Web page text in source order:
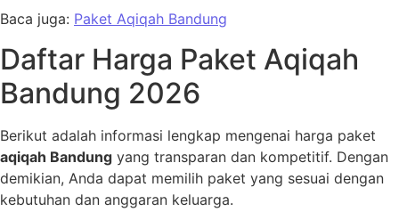
Baca juga: Paket Aqiqah Bandung
Daftar Harga Paket Aqiqah
Bandung 2026
Berikut adalah informasi lengkap mengenai harga paket
aqiqah Bandung yang transparan dan kompetitif. Dengan
demikian, Anda dapat memilih paket yang sesuai dengan
kebutuhan dan anggaran keluarga.